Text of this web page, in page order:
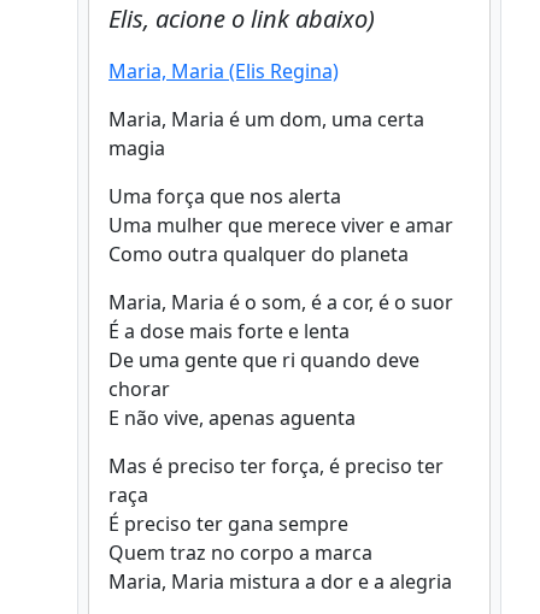
Elis, acione o link abaixo)
Maria, Maria (Elis Regina)
Maria, Maria é um dom, uma certa
magia
Uma força que nos alerta
Uma mulher que merece viver e amar
Como outra qualquer do planeta
Maria, Maria é o som, é a cor, é o suor
É a dose mais forte e lenta
De uma gente que ri quando deve
chorar
E não vive, apenas aguenta
Mas é preciso ter força, é preciso ter
raça
É preciso ter gana sempre
Quem traz no corpo a marca
Maria, Maria mistura a dor e a alegria